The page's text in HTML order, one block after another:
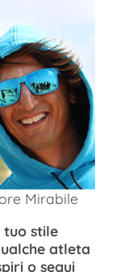
Mirabile
tuo stile
atleta
o segui